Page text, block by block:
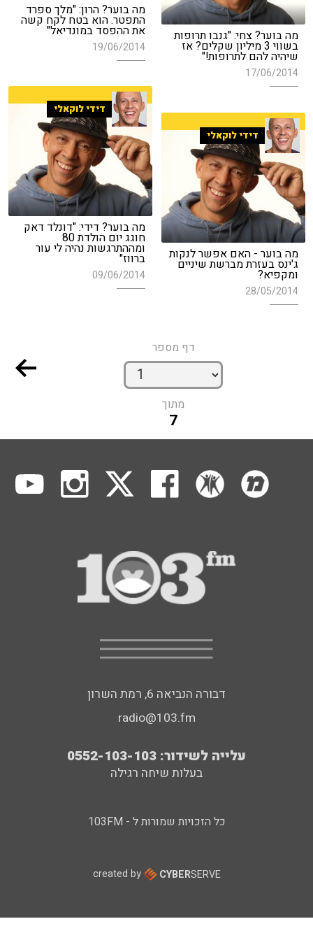
מה בוער? הרון: "מלך ספרד
התפטר. הוא בטח לקח קשה
את ההפסד במונדיאל"
19/06/2014
מה בוער? צחי: "גנבו תרופות
בשווי 3 מיליון שקלים? אז
שיהיה להם לתרופות!"
17/06/2014
דידי לוקאלי
מה בוער? דידי: "דונלד דאק
חוגג יום הולדת 80
ומההתרגשות נהיה לי עור
ברווז"
09/06/2014
דידי לוקאלי
מה בוער - האם אפשר לנקות
ג'ינס בעזרת מברשת שיניים
ומקפיא?
28/05/2014
דף מספר
מתוך
7
דבורה הנביאה 6, רמת השרון
radio@103.fm
עלייה לשידור: 0552-103-103
בעלות שיחה רגילה
כל הזכויות שמורות ל - 103FM
created by CYBERSERVE